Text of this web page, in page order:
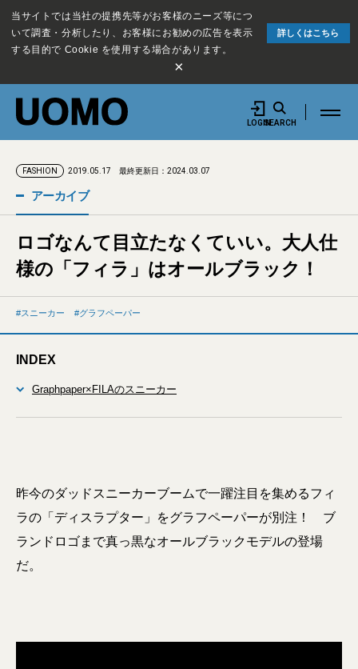
当サイトでは当社の提携先等がお客様のニーズ等につ
いて調査・分析したり、お客様にお勧めの広告を表示
する目的で Cookie を使用する場合があります。
詳しくはこちら
×
LOGINSEARCH
FASHION 2019.05.17 最終更新日：2024.03.07
アーカイブ
ロゴなんて目立たなくていい。大人仕
様の「フィラ」はオールブラック！
スニーカー グラフペーパー
INDEX
Graphpaper×FILAのスニーカー
昨今のダッドスニーカーブームで一躍注目を集めるフィ
ラの「ディスラプター」をグラフペーパーが別注！ ブ
ランドロゴまで真っ黒なオールブラックモデルの登場
だ。